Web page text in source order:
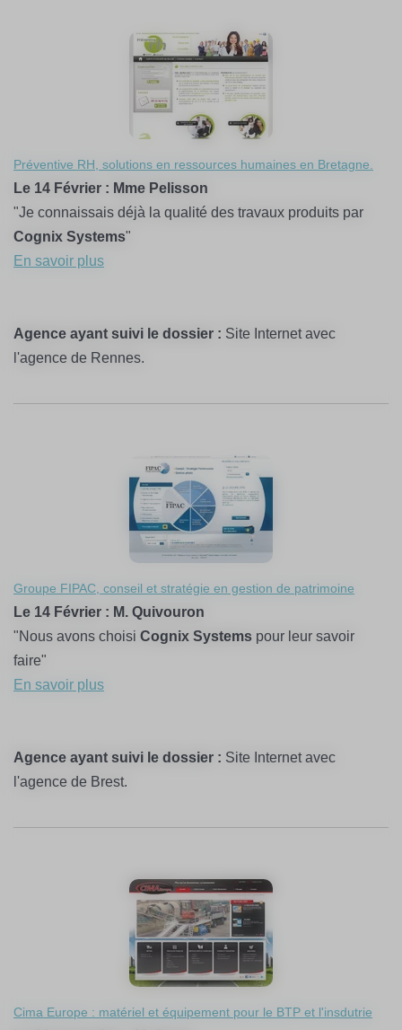
Préventive RH, solutions en ressources humaines en Bretagne.
Le 14 Février : Mme Pelisson
"Je connaissais déjà la qualité des travaux produits par
Cognix Systems"
En savoir plus
Agence ayant suivi le dossier : Site Internet avec
l'agence de Rennes.
Groupe FIPAC, conseil et stratégie en gestion de patrimoine
Le 14 Février : M. Quivouron
"Nous avons choisi Cognix Systems pour leur savoir
faire"
En savoir plus
Agence ayant suivi le dossier : Site Internet avec
l'agence de Brest.
Cima Europe : matériel et équipement pour le BTP et l'insdutrie